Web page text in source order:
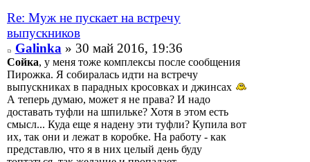
Re: Муж не пускает на встречу
выпускников
Galinka» 30 май 2016, 19:36
Сойка, у меня тоже комплексы после сообщения
Пирожка. Я собиралась идти на встречу
выпускниках в парадных кросовках и джинсах
А теперь думаю, может я не права? И надо
доставать туфли на шпильке? Хотя в этом есть
смысл... Куда еще я надену эти туфли? Купила вот
их, так они и лежат в коробке. На работу - как
представлю, что я в них целый день буду